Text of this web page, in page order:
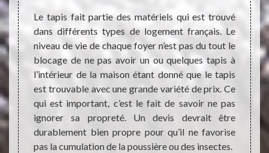
très
à
du
ne
il
Le tapis fait partie des matériels qui est trouvé
dans différents types de logement français. Le
niveau de vie de chaque foyer n’est pas du tout le
blocage de ne pas avoir un ou quelques tapis à
l’intérieur de la maison étant donné que le tapis
est trouvable avec une grande variété de prix. Ce
qui est important, c’est le fait de savoir ne pas
ignorer sa propreté. Un devis devrait être
durablement bien propre pour qu’il ne favorise
pas la cumulation de la poussière ou des insectes.
Tout
vitre
d’un
ne